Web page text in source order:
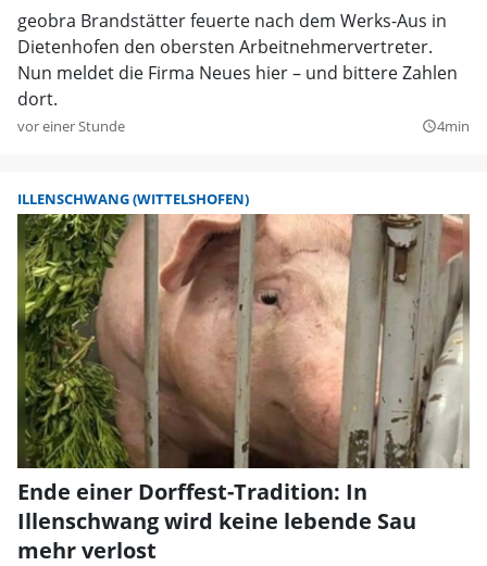
geobra Brandstätter feuerte nach dem Werks-Aus in
Dietenhofen den obersten Arbeitnehmervertreter.
Nun meldet die Firma Neues hier – und bittere Zahlen
dort.
vor einer Stunde query_builder4min
ILLENSCHWANG (WITTELSHOFEN)
Ende einer Dorffest-Tradition: In
Illenschwang wird keine lebende Sau
mehr verlost